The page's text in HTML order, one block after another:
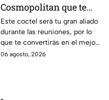
Cosmopolitan que te
hará quedar bien en
cualquier reunión: este
es el tip para que quede
delicioso
Este coctel será tu gran aliado
durante las reuniones, por lo
que te convertirás en el mejor
anfitrión
06 agosto, 2026